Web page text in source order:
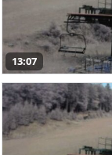
13:07